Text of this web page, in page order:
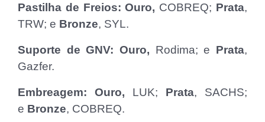
Pastilha de Freios: Ouro, COBREQ; Prata,
TRW; e Bronze, SYL.
Suporte de GNV: Ouro, Rodima; e Prata,
Gazfer.
Embreagem: Ouro, LUK; Prata, SACHS;
e Bronze, COBREQ.